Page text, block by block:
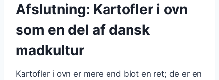
Afslutning: Kartofler i ovn
som en del af dansk
madkultur
Kartofler i ovn er mere end blot en ret; de er en